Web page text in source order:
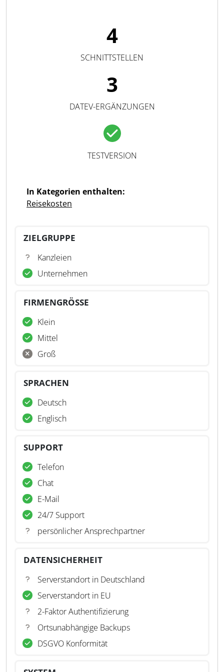
4
SCHNITTSTELLEN
3
DATEV-ERGÄNZUNGEN
TESTVERSION
In Kategorien enthalten:
Reisekosten
ZIELGRUPPE
Kanzleien
Unternehmen
FIRMENGRÖSSE
Klein
Mittel
Groß
SPRACHEN
Deutsch
Englisch
SUPPORT
Telefon
Chat
E-Mail
24/7 Support
persönlicher Ansprechpartner
DATENSICHERHEIT
Serverstandort in Deutschland
Serverstandort in EU
2-Faktor Authentifizierung
Ortsunabhängige Backups
DSGVO Konformität